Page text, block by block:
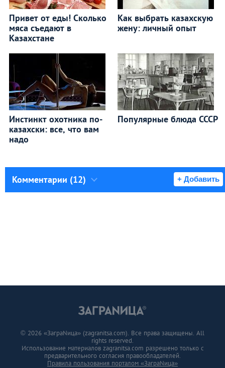
Привет от еды! Сколько
мяса съедают в
Казахстане
Как выбрать казахскую
жену: личный опыт
Инстинкт охотника по-
казахски: все, что вам
надо
Популярные блюда СССР
Комментарии (12) + Добавить
© 2026 «ЗаграNица» (zagranitsa.com). Все права защищены. All
rights reserved.
Использование материалов zagranitsa.com разрешено только с
предварительного согласия правообладателей.
Правила пользования порталом «ЗаграNица»